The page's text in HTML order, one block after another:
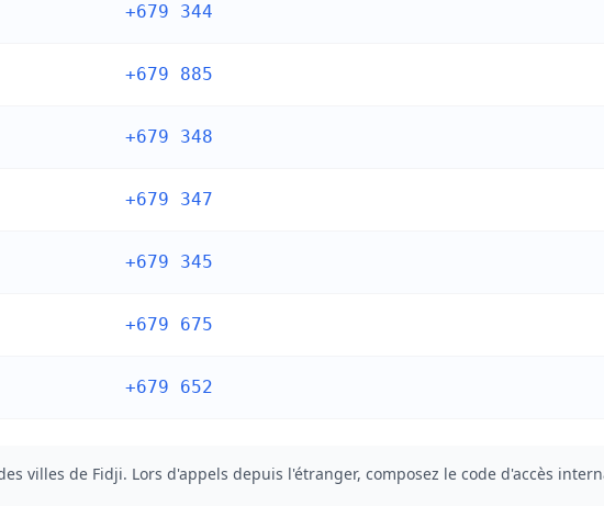
+679 344
+679 885
+679 348
+679 347
+679 345
+679 675
+679 652
villes de Fidji. Lors d'appels depuis l'étranger, composez le code d'accès